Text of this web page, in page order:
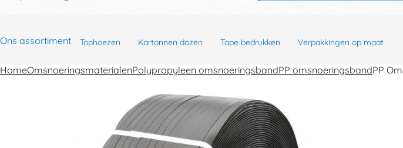
Ons assortiment Tophoezen Kartonnen dozen Tape bedrukken Verpakkingen op maat
HomeOmsnoeringsmaterialenPolypropyleen omsnoeringsbandPP omsnoeringsbandPP